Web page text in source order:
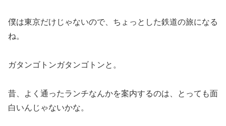
僕は東京だけじゃないので、ちょっとした鉄道の旅になる
ね。
ガタンゴトンガタンゴトンと。
昔、よく通ったランチなんかを案内するのは、とっても面
白いんじゃないかな。